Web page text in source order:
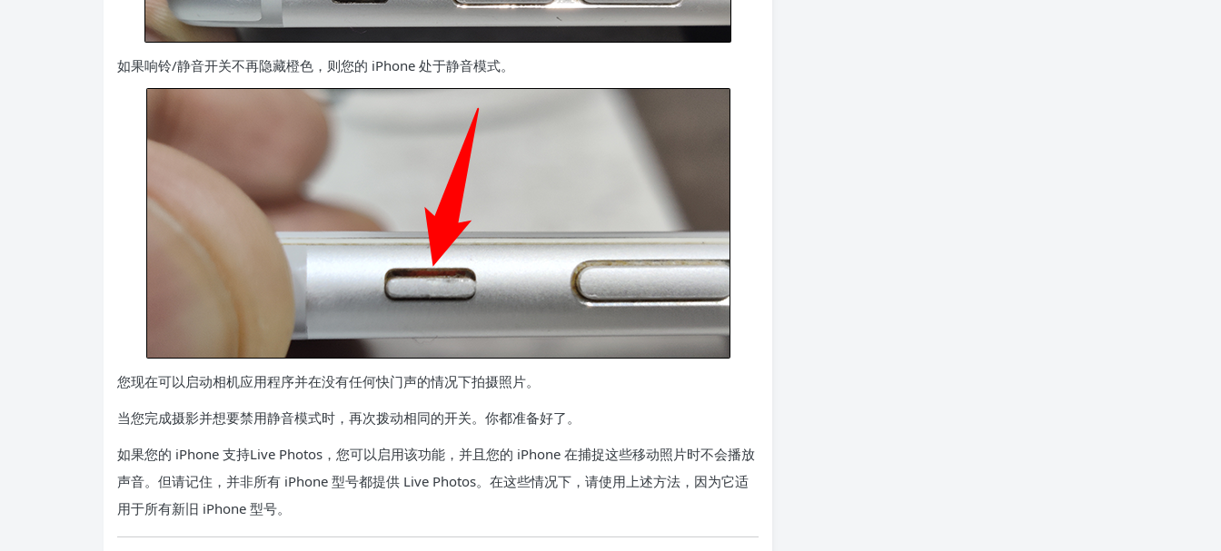
如果响铃/静音开关不再隐藏橙色，则您的 iPhone 处于静音模式。
您现在可以启动相机应用程序并在没有任何快门声的情况下拍摄照片。
当您完成摄影并想要禁用静音模式时，再次拨动相同的开关。你都准备好了。
如果您的 iPhone 支持Live Photos ，您可以启用该功能，并且您的 iPhone 在捕捉这些移动照片时不会播放
声音。但请记住，并非所有 iPhone 型号都提供 Live Photos。在这些情况下，请使用上述方法，因为它适
用于所有新旧 iPhone 型号。